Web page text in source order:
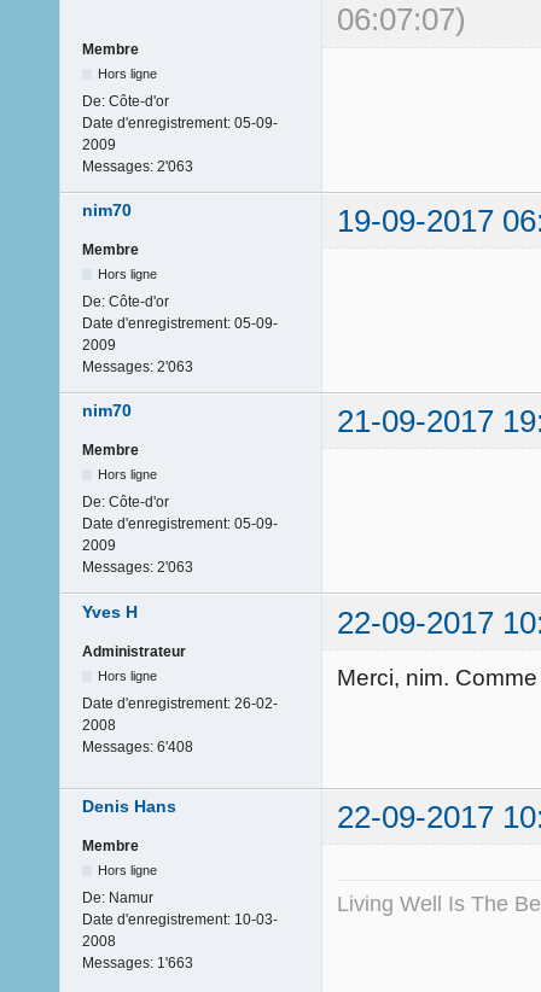
06:07:07)
Membre
Hors ligne
De: Côte-d'or
Date d'enregistrement: 05-09-
2009
Messages: 2'063
nim70 19-09-2017
Membre
Hors ligne
De: Côte-d'or
Date d'enregistrement: 05-09-
2009
Messages: 2'063
nim70 21-09-2017
Membre
Hors ligne
De: Côte-d'or
Date d'enregistrement: 05-09-
2009
Messages: 2'063
Yves H 22-09-2017
Administrateur
Hors ligne
Date d'enregistrement: 26-02-
2008
Messages: 6'408
Merci, nim.
Denis Hans 22-09-2017
Membre
Hors ligne
De: Namur
Date d'enregistrement: 10-03-
2008
Messages: 1'663
Living Well Is The